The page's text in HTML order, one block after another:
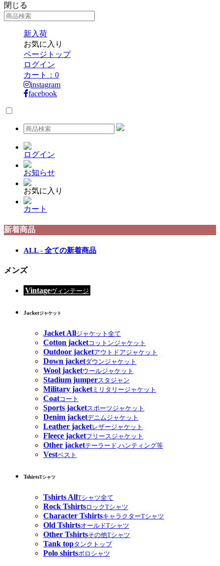
閉じる
新入荷
お気に入り
ページトップ
ログイン
カート： 0
instagram
facebook
ログイン
お知らせ
お気に入り
カート
新着商品
ALL - 全ての新着商品
メンズ
Vintageヴィンテージ
Jacketジャケット
Jacket Allジャケット全て
Cotton jacketコットンジャケット
Outdoor jacketアウトドアジャケット
Down jacketダウンジャケット
Wool jacketウールジャケット
Stadium jumperスタジャン
Military jacketミリタリージャケット
Coatコート
Sports jacketスポーツジャケット
Denim jacketデニムジャケット
Leather jacketレザージャケット
Fleece jacketフリースジャケット
Other jacketテーラード,ハンティング等
Vestベスト
TshirtsTシャツ
Tshirts AllTシャツ全て
Rock TshirtsロックTシャツ
Character TshirtsキャラクターTシャツ
Old TshirtsオールドTシャツ
Other Tshirtsその他Tシャツ
Tank topタンクトップ
Polo shirtsポロシャツ